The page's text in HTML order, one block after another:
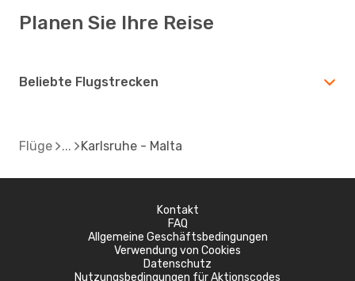
Planen Sie Ihre Reise
Beliebte Flugstrecken
Flüge Karlsruhe - Malta
Kontakt
FAQ
Allgemeine Geschäftsbedingungen
Verwendung von Cookies
Datenschutz
Nutzungsbedingungen für Aktionscodes